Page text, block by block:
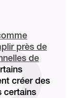
près de
de
créer des
certains